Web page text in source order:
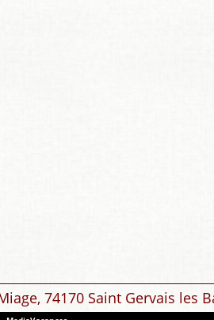
74170 Saint Gervais les